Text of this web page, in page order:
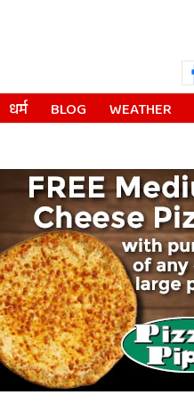
धर्म BLOG WEATHER